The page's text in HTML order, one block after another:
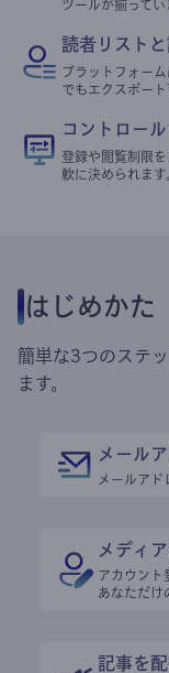
ツールが揃ってい
読者リスト
プラットフォー
でもエクスポート
コントロー
登録や閲覧制限
軟に決められます
はじめかた
簡単な3つのステ
ます。
メール
メールアド
メディ
アカウント
あなただけ
記事を